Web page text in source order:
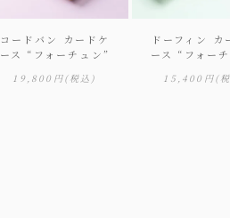
コードバン カードケ
ース “フォーチュン”
19,800円(税込)
ドーフィン カ
ース “フォー
15,400円(